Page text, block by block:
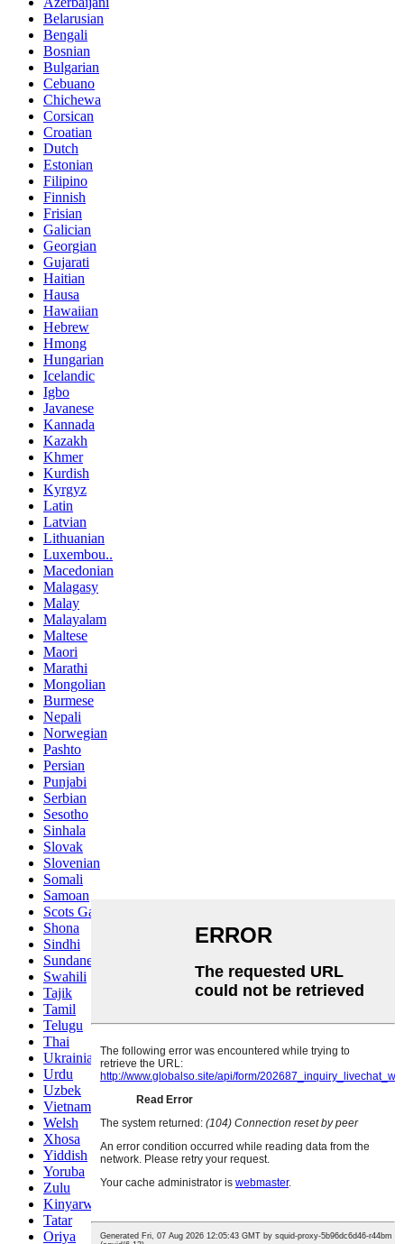
Belarusian
Bengali
Bosnian
Bulgarian
Cebuano
Chichewa
Corsican
Croatian
Dutch
Estonian
Filipino
Finnish
Frisian
Galician
Georgian
Gujarati
Haitian
Hausa
Hawaiian
Hebrew
Hmong
Hungarian
Icelandic
Igbo
Javanese
Kannada
Kazakh
Khmer
Kurdish
Kyrgyz
Latin
Latvian
Lithuanian
Luxembou..
Macedonian
Malagasy
Malay
Malayalam
Maltese
Maori
Marathi
Mongolian
Burmese
Nepali
Norwegian
Pashto
Persian
Punjabi
Serbian
Sesotho
Sinhala
Slovak
Slovenian
Somali
Samoan
Scots Gaelic
Shona
Sindhi
Sundanese
Swahili
Tajik
Tamil
Telugu
Thai
Ukrainian
Urdu
Uzbek
Vietnamese
Welsh
Xhosa
Yiddish
Yoruba
Zulu
Kinyarwanda
Tatar
Oriya